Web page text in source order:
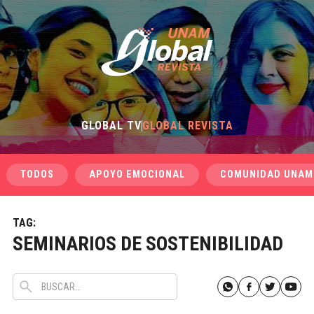
GLOBAL TVGLOBAL REVISTA
TODOS APOYO EMOCIONAL COMUNIDAD UNAM
TAG:
SEMINARIOS DE SOSTENIBILIDAD